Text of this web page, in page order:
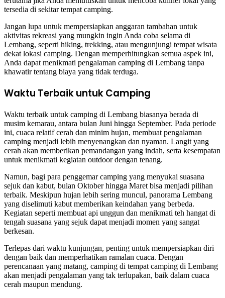
tersedia di sekitar tempat camping.
Jangan lupa untuk mempersiapkan anggaran tambahan untuk
aktivitas rekreasi yang mungkin ingin Anda coba selama di
Lembang, seperti hiking, trekking, atau mengunjungi tempat wisata
dekat lokasi camping. Dengan memperhitungkan semua aspek ini,
Anda dapat menikmati pengalaman camping di Lembang tanpa
khawatir tentang biaya yang tidak terduga.
Waktu Terbaik untuk Camping
Waktu terbaik untuk camping di Lembang biasanya berada di
musim kemarau, antara bulan Juni hingga September. Pada periode
ini, cuaca relatif cerah dan minim hujan, membuat pengalaman
camping menjadi lebih menyenangkan dan nyaman. Langit yang
cerah akan memberikan pemandangan yang indah, serta kesempatan
untuk menikmati kegiatan outdoor dengan tenang.
Namun, bagi para penggemar camping yang menyukai suasana
sejuk dan kabut, bulan Oktober hingga Maret bisa menjadi pilihan
terbaik. Meskipun hujan lebih sering muncul, panorama Lembang
yang diselimuti kabut memberikan keindahan yang berbeda.
Kegiatan seperti membuat api unggun dan menikmati teh hangat di
tengah suasana yang sejuk dapat menjadi momen yang sangat
berkesan.
Terlepas dari waktu kunjungan, penting untuk mempersiapkan diri
dengan baik dan memperhatikan ramalan cuaca. Dengan
perencanaan yang matang, camping di tempat camping di Lembang
akan menjadi pengalaman yang tak terlupakan, baik dalam cuaca
cerah maupun mendung.